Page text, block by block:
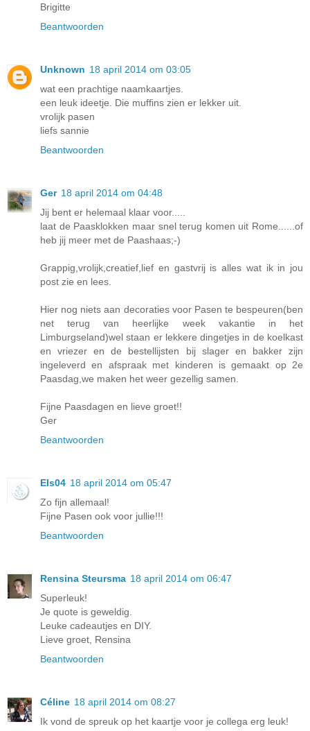
Brigitte
Beantwoorden
Unknown 18 april 2014 om 03:05
wat een prachtige naamkaartjes.
een leuk ideetje. Die muffins zien er lekker uit.
vrolijk pasen
liefs sannie
Beantwoorden
Ger 18 april 2014 om 04:48
Jij bent er helemaal klaar voor.....
laat de Paasklokken maar snel terug komen uit Rome......of
heb jij meer met de Paashaas;-)
Grappig,vrolijk,creatief,lief en gastvrij is alles wat ik in jou
post zie en lees.
Hier nog niets aan decoraties voor Pasen te bespeuren(ben
net terug van heerlijke week vakantie in het
Limburgseland)wel staan er lekkere dingetjes in de koelkast
en vriezer en de bestellijsten bij slager en bakker zijn
ingeleverd en afspraak met kinderen is gemaakt op 2e
Paasdag,we maken het weer gezellig samen.
Fijne Paasdagen en lieve groet!!
Ger
Beantwoorden
Els04 18 april 2014 om 05:47
Zo fijn allemaal!
Fijne Pasen ook voor jullie!!!
Beantwoorden
Rensina Steursma 18 april 2014 om 06:47
Superleuk!
Je quote is geweldig.
Leuke cadeautjes en DIY.
Lieve groet, Rensina
Beantwoorden
Céline 18 april 2014 om 08:27
Ik vond de spreuk op het kaartje voor je collega erg leuk!